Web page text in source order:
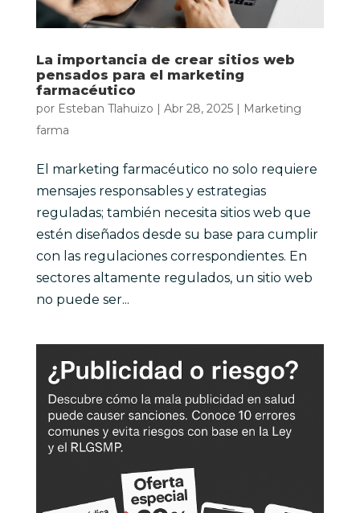
La importancia de crear sitios web
pensados para el marketing
farmacéutico
por Esteban Tlahuizo | Abr 28, 2025| Marketing
farma
El marketing farmacéutico no solo requiere
mensajes responsables y estrategias
reguladas; también necesita sitios web que
estén diseñados desde su base para cumplir
con las regulaciones correspondientes. En
sectores altamente regulados, un sitio web
no puede ser...